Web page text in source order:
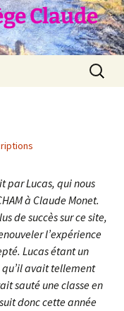
Claude
par Lucas, qui nous
à Claude Monet.
de succès sur ce site,
l’expérience
Lucas étant un
qu’il avait tellement
sauté une classe en
donc cette année